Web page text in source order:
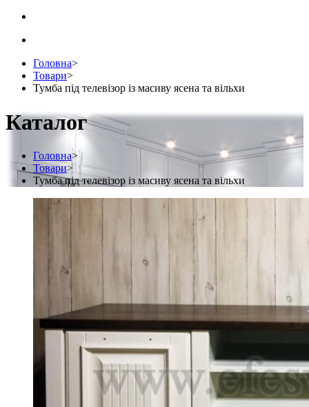
Головна>
Товари>
Тумба під телевізор із масиву ясена та вільхи
Каталог
Головна>
Товари>
Тумба під телевізор із масиву ясена та вільхи